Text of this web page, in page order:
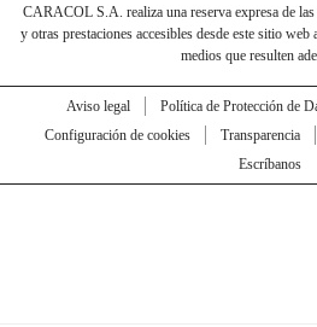
CARACOL S.A. realiza una reserva expresa de
y otras prestaciones accesibles desde este sitio
medios que resulten
Aviso legal Política de Protección de
Configuración de cookies
Transparencia
Escríbanos